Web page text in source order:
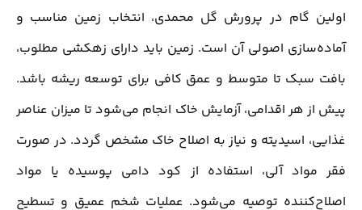
اولین گام در پرورش گل محمدی، انتخاب زمین مناسب و
آماده‌سازی اصولی آن است. زمین باید دارای زهکشی مطلوب،
بافت سبک تا متوسط و عمق کافی برای توسعه ریشه باشد.
پیش از هر اقدامی، آزمایش خاک انجام می‌شود تا میزان عناصر
غذایی، اسیدیته و نیاز به اصلاح خاک مشخص گردد. در صورت
فقر مواد آلی، استفاده از کود دامی پوسیده یا مواد
اصلاح‌کننده توصیه می‌شود. عملیات شخم عمیق و تسطیح